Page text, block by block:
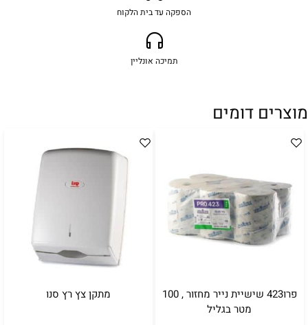
הספקה עד בית הלקוח
תמיכה אונליין
מוצרים דומים
פרו423 שישיית נייר מחזור , 100
מטר בגליל
מתקן צץ רץ סנו